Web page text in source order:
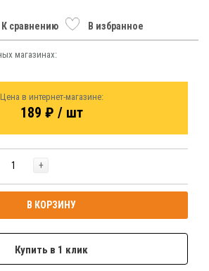
К сравнению В избранное
магазинах:
Цена в интернет-магазине:
189 ₽ / шт
+
В КОРЗИНУ
Купить в 1 клик